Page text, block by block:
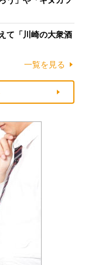
て「川崎の大衆酒
一覧を見る